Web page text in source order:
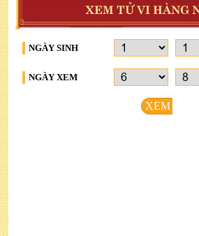
XEM TỬ VI HÀNG
NGÀY SINH
NGÀY XEM
XEM